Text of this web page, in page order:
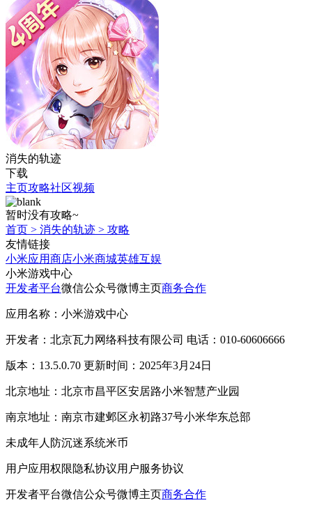
消失的轨迹
下载
主页攻略社区视频
暂时没有攻略~
首页 > 消失的轨迹 > 攻略
友情链接
小米应用商店小米商城英雄互娱
小米游戏中心
开发者平台微信公众号微博主页商务合作
应用名称：小米游戏中心
开发者：北京瓦力网络科技有限公司 电话：010-60606666
版本：13.5.0.70 更新时间：2025年3月24日
北京地址：北京市昌平区安居路小米智慧产业园
南京地址：南京市建邺区永初路37号小米华东总部
未成年人防沉迷系统米币
用户应用权限隐私协议用户服务协议
开发者平台微信公众号微博主页商务合作